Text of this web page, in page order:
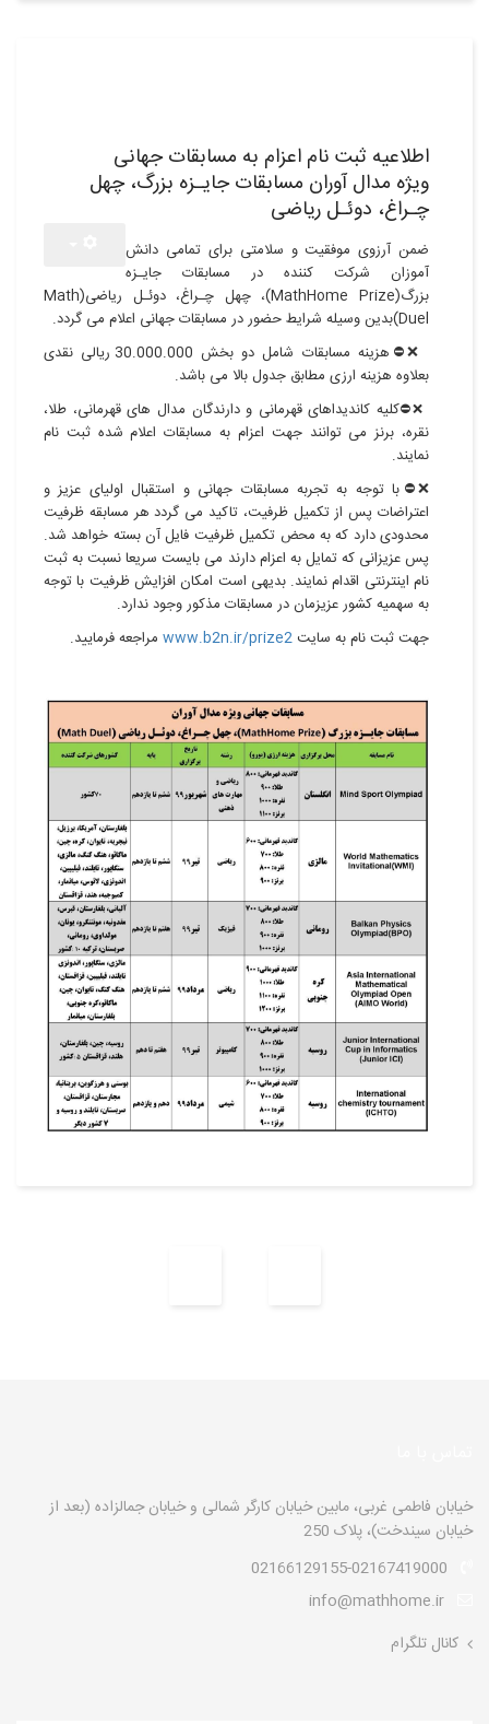
اطلاعیه ثبت نام اعزام به مسابقات جهانی
ویژه مدال آوران مسابقات جایـزه بزرگ، چهل
چـراغ، دوئـل ریاضی
ضمن آرزوی موفقیت و سلامتی برای تمامی دانش
آموزان شرکت کننده در مسابقات جایـزه
بزرگ(MathHome Prize)، چهل چـراغ، دوئـل ریاضی(Math
Duel)بدین وسیله شرایط حضور در مسابقات جهانی اعلام می گردد.
❌⛔️هزینه مسابقات شامل دو بخش 30.000.000 ريالی نقدی
بعلاوه هزینه ارزی مطابق جدول بالا می باشد.
❌⛔️کلیه کاندیداهای قهرمانی و دارندگان مدال های قهرمانی، طلا،
نقره، برنز می توانند جهت اعزام به مسابقات اعلام شده ثبت نام
نمایند.
❌⛔️با توجه به تجربه مسابقات جهانی و استقبال اولیای عزیز و
اعتراضات پس از تکمیل ظرفیت، تاکید می گردد هر مسابقه ظرفیت
محدودی دارد که به محض تکمیل ظرفیت فایل آن بسته خواهد شد.
پس عزیزانی که تمایل به اعزام دارند می بایست سریعا نسبت به ثبت
نام اینترنتی اقدام نمایند. بدیهی است امکان افزایش ظرفیت با توجه
به سهمیه کشور عزیزمان در مسابقات مذکور وجود ندارد.
جهت ثبت نام به سایتwww.b2n.ir/prize2 مراجعه فرمایید.
خیابان فاطمی غربی، مابین خیابان کارگر شمالی و خیابان جمالزاده (بعد از
خیابان سیندخت)، پلاک 250
کانال تلگرام